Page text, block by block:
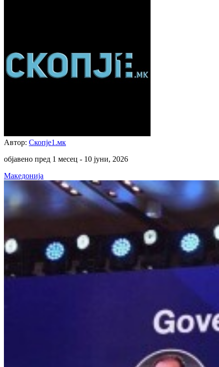
Автор: Скопје1.мк
објавено пред 1 месец - 10 јуни, 2026
Македонија